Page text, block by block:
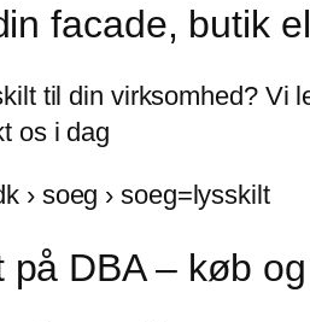
facade, butik
til din virksomhed? Vi
os i dag
› soeg › soeg=lysskilt
på DBA – køb